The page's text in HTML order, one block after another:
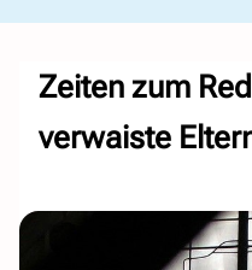
Zeiten zum
verwaiste